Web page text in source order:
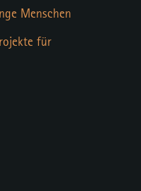
Menschen
für